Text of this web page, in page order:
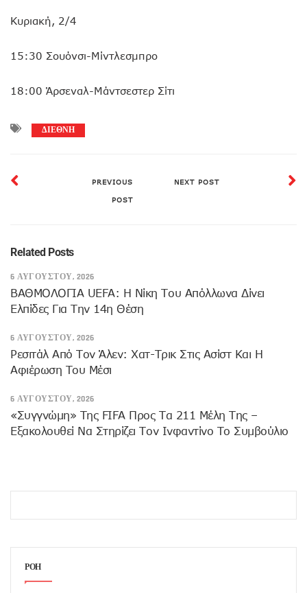
Κυριακή, 2/4
15:30 Σουόνσι-Μίντλεσμπρο
18:00 Άρσεναλ-Μάντσεστερ Σίτι
ΔΙΕΘΝΗ
PREVIOUS
POST
NEXT POST
Related Posts
6 ΑΥΓΟΎΣΤΟΥ, 2026
ΒΑΘΜΟΛΟΓΙΑ UEFA: Η Νίκη Του Απόλλωνα Δίνει
Ελπίδες Για Την 14η Θέση
6 ΑΥΓΟΎΣΤΟΥ, 2026
Ρεσιτάλ Από Τον Άλεν: Χατ-Τρικ Στις Ασίστ Και Η
Αφιέρωση Του Μέσι
6 ΑΥΓΟΎΣΤΟΥ, 2026
«Συγγνώμη» Της FIFA Προς Τα 211 Μέλη Της –
Εξακολουθεί Να Στηρίζει Τον Ινφαντίνο Το Συμβούλιο
ΡΟΗ